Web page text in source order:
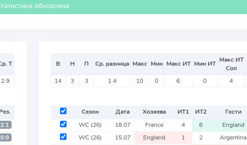
обновлена
Т
2.9
Рез.
2:1
0:0
В Н П Ср. разница Макс Мин Макс ИТ Мин ИТ Макс ИТ
Соп
14 3 3 1.4 10 0 6 0 4
Сезон Дата Хозяева ИТ1 ИТ2 Гости
WC (26) 18.07 France 4 6 England
WC (26) 15.07 England 1 2 Argentina